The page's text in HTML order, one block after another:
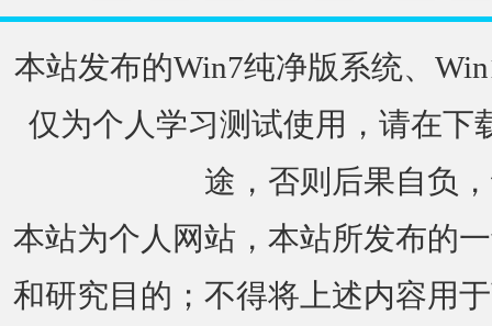
本站发布的Win7纯净版系统、
仅为个人学习测试使用，请在下
途，否则后果自负
本站为个人网站，本站所发布的
和研究目的；不得将上述内容用